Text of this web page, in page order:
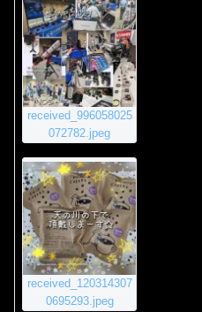
received_996058025
072782.jpeg
received_120314307
0695293.jpeg